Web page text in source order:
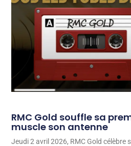
RMC Gold souffle sa
muscle son antenne
Jeudi 2 avril 2026, RMC Gold célèbre